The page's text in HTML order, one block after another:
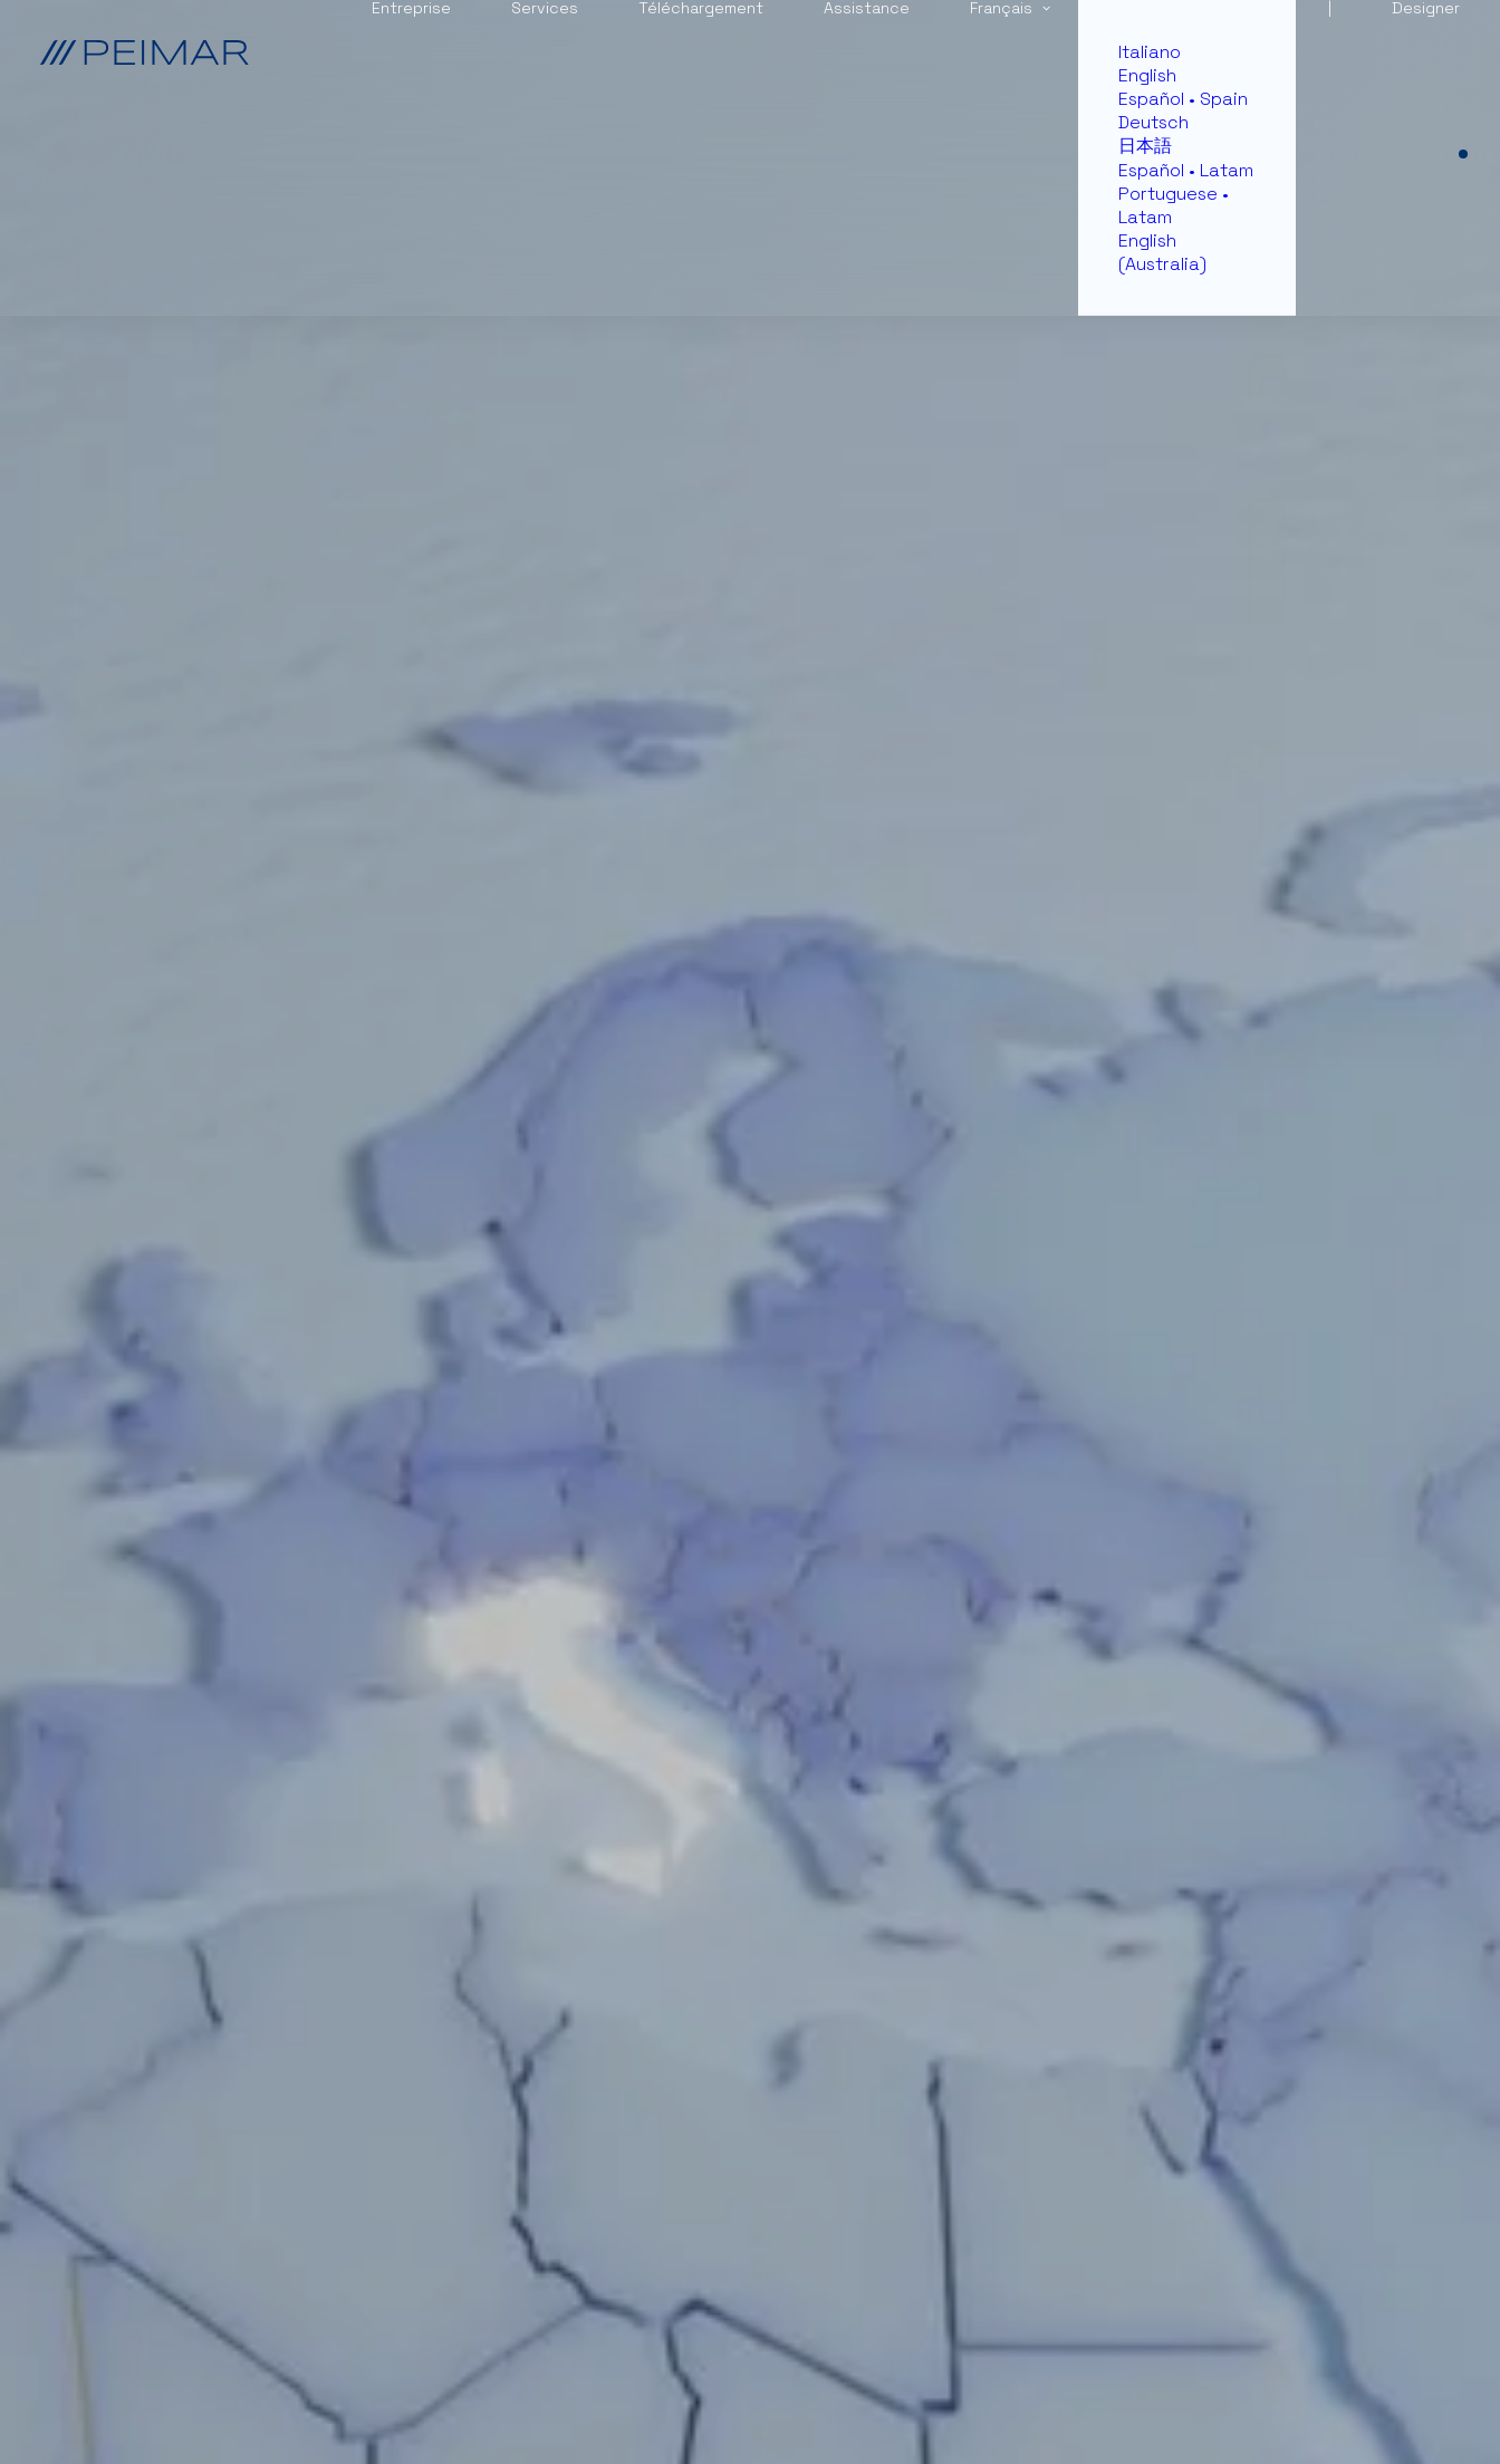
Entreprise Services Téléchargement Assistance Français
Italiano
English
Español • Spain
Deutsch
日本語
Español • Latam
Portuguese •
Latam
English
(Australia)
| Designer